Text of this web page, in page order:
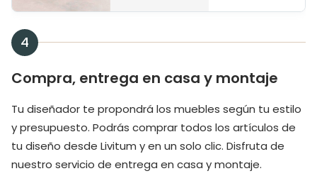
4
Compra, entrega en casa y montaje
Tu diseñador te propondrá los muebles según tu estilo
y presupuesto. Podrás comprar todos los artículos de
tu diseño desde Livitum y en un solo clic. Disfruta de
nuestro servicio de entrega en casa y montaje.